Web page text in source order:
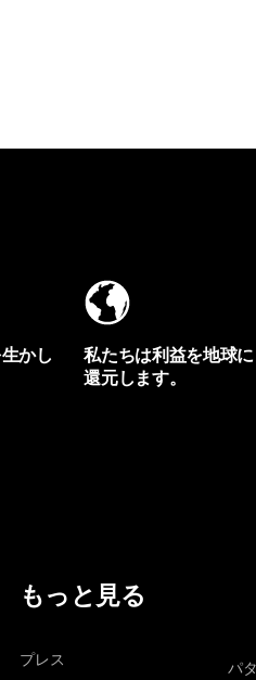
かし
私たちは利益を地球に
還元します。
もっと見る
プレス パ